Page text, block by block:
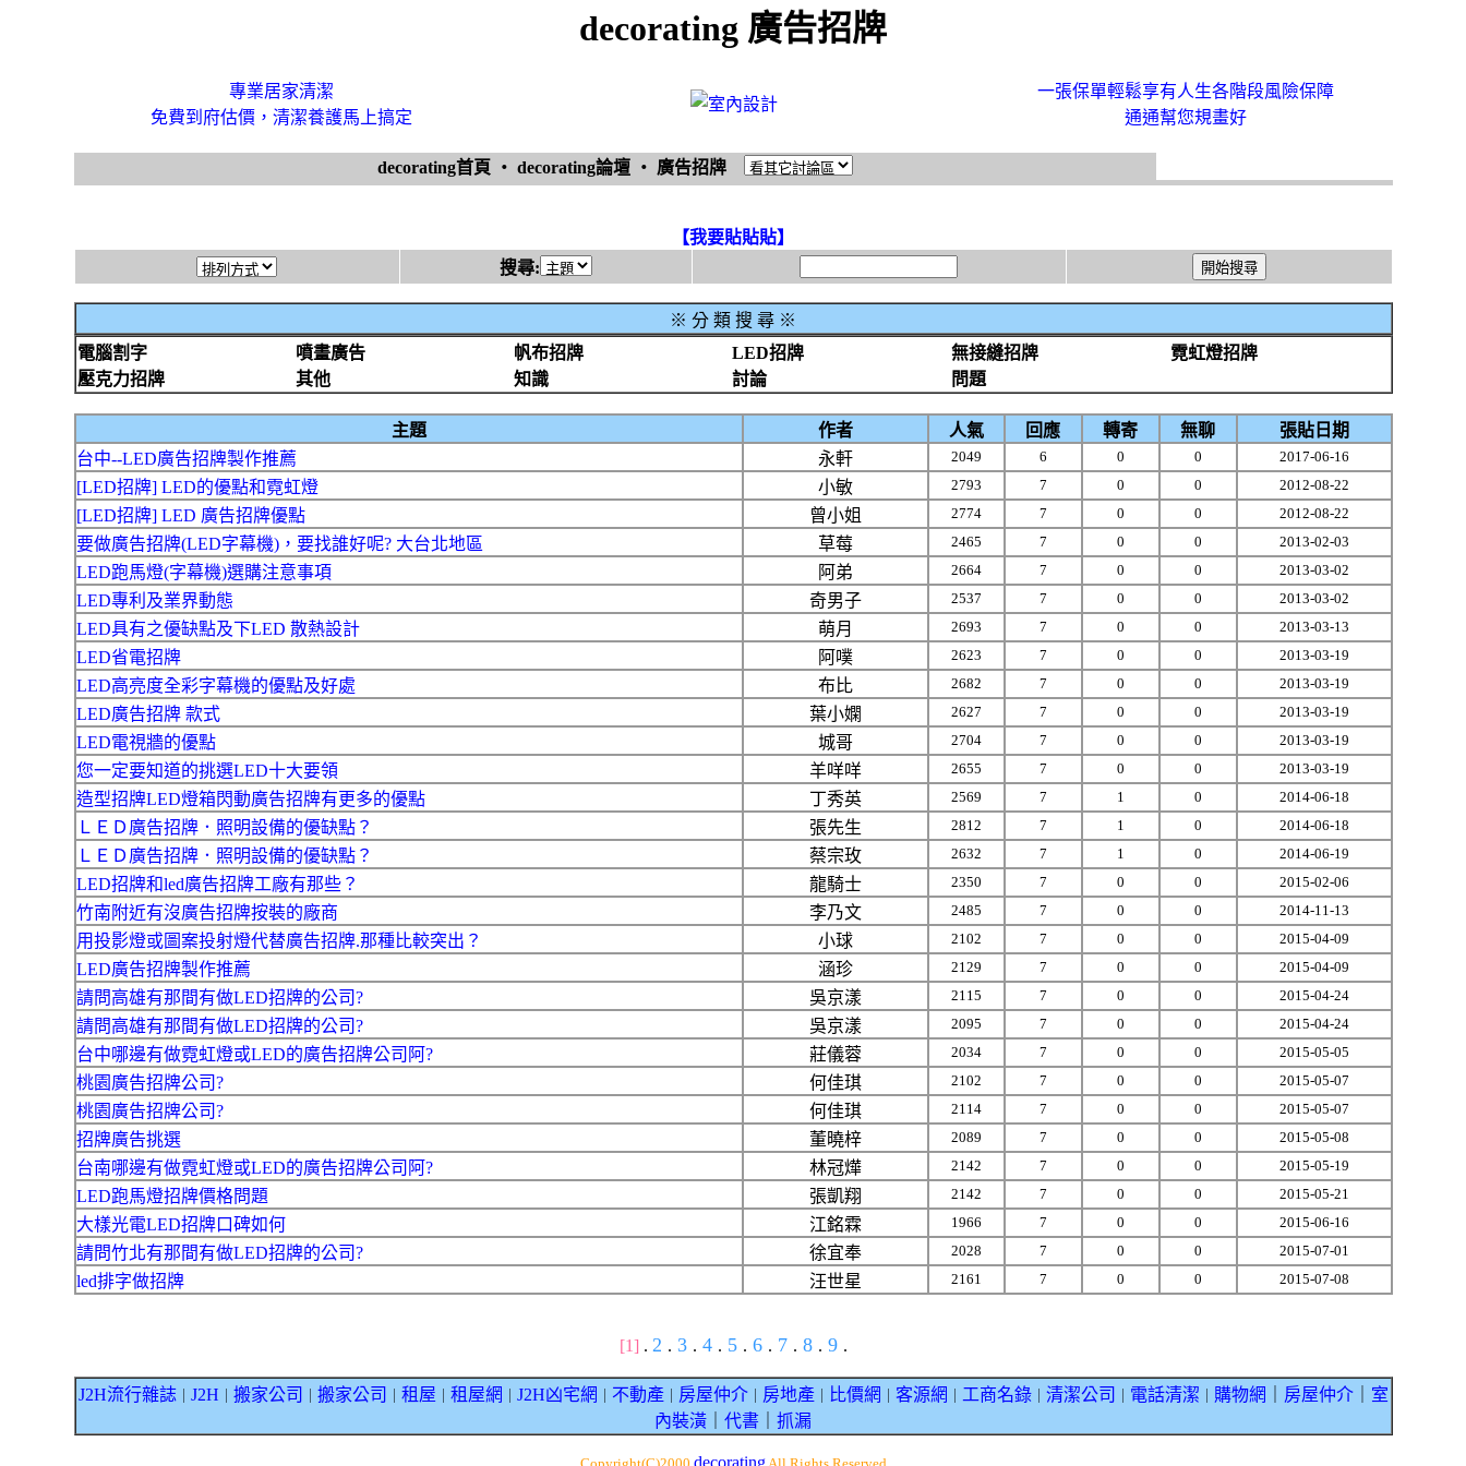
decorating 廣告招牌
專業居家清潔
免費到府估價，清潔養護馬上搞定
一張保單輕鬆享有人生各階段風險保障
通通幫您規畫好
decorating首頁 ‧ decorating論壇 ‧ 廣告招牌
【我要貼貼貼】
搜尋:
※ 分 類 搜 尋 ※
電腦割字
噴畫廣告 帆布招牌 LED招牌 無接縫招牌
霓虹燈招牌
壓克力招牌
其他 知識 討論 問題
主題 作者 人氣 回應 轉寄 無聊
張貼日期
台中--LED廣告招牌製作推薦
永軒 2049 6 0 0 2017-06-16
[LED招牌] LED的優點和霓虹燈 小敏 2793 7 0 0 2012-08-22
[LED招牌] LED 廣告招牌優點 曾小姐 2774 7 0 0 2012-08-22
要做廣告招牌(LED字幕機)，要找誰好呢? 大台北地區 草莓 2465 7 0 0 2013-02-03
LED跑馬燈(字幕機)選購注意事項 阿弟 2664 7 0 0 2013-03-02
LED專利及業界動態 奇男子 2537 7 0 0 2013-03-02
LED具有之優缺點及下LED 散熱設計 萌月 2693 7 0 0 2013-03-13
LED省電招牌 阿噗 2623 7 0 0 2013-03-19
LED高亮度全彩字幕機的優點及好處 布比 2682 7 0 0 2013-03-19
LED廣告招牌 款式 葉小嫻 2627 7 0 0 2013-03-19
LED電視牆的優點 城哥 2704 7 0 0 2013-03-19
您一定要知道的挑選LED十大要領 羊咩咩 2655 7 0 0 2013-03-19
造型招牌LED燈箱閃動廣告招牌有更多的優點 丁秀英 2569 7 1 0 2014-06-18
ＬＥＤ廣告招牌．照明設備的優缺點？ 張先生 2812 7 1 0 2014-06-18
ＬＥＤ廣告招牌．照明設備的優缺點？ 蔡宗玫 2632 7 1 0 2014-06-19
LED招牌和led廣告招牌工廠有那些？ 龍騎士 2350 7 0 0 2015-02-06
竹南附近有沒廣告招牌按裝的廠商 李乃文 2485 7 0 0 2014-11-13
用投影燈或圖案投射燈代替廣告招牌.那種比較突出？ 小球 2102 7 0 0 2015-04-09
LED廣告招牌製作推薦 涵珍 2129 7 0 0 2015-04-09
請問高雄有那間有做LED招牌的公司? 吳京漾 2115 7 0 0 2015-04-24
請問高雄有那間有做LED招牌的公司? 吳京漾 2095 7 0 0 2015-04-24
台中哪邊有做霓虹燈或LED的廣告招牌公司阿? 莊儀蓉 2034 7 0 0 2015-05-05
桃園廣告招牌公司? 何佳琪 2102 7 0 0 2015-05-07
桃園廣告招牌公司? 何佳琪 2114 7 0 0 2015-05-07
招牌廣告挑選 董曉梓 2089 7 0 0 2015-05-08
台南哪邊有做霓虹燈或LED的廣告招牌公司阿? 林冠燁 2142 7 0 0 2015-05-19
LED跑馬燈招牌價格問題 張凱翔 2142 7 0 0 2015-05-21
大樣光電LED招牌口碑如何 江銘霖 1966 7 0 0 2015-06-16
請問竹北有那間有做LED招牌的公司? 徐宜奉 2028 7 0 0 2015-07-01
led排字做招牌 汪世星 2161 7 0 0 2015-07-08
[1] . 2 . 3 . 4 . 5 . 6 . 7 . 8 . 9 .
J2H流行雜誌｜ J2H 搬家公司 搬家公司 租屋 租屋網 J2H凶宅網 不動產｜ 房屋仲介｜ 房地產｜ 比價網 客源網 工商名錄｜ 清潔公司 電話清潔 購物網 房屋仲介｜ 室
內裝潢
代書 抓漏
decorating